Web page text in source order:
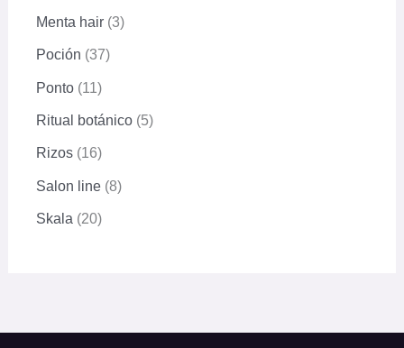
Menta hair 3
Poción 37
Ponto 11
Ritual botánico 5
Rizos 16
Salon line 8
Skala 20